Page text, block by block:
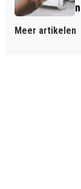
Meer artikelen